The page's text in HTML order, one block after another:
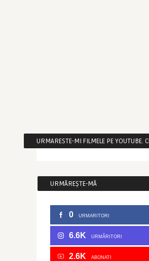
URMARESTE-MI FILMELE PE YOUTUBE.
URMĂREȘTE-MĂ
0 URMARITORI
6.6K URMĂRITORI
2.6K ABONATI